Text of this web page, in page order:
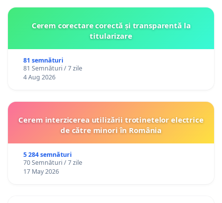
Cerem corectare corectă și transparentă la
titularizare
81 semnături
81 Semnături / 7 zile
4 Aug 2026
Cerem interzicerea utilizării trotinetelor electrice
de către minori în România
5 284 semnături
70 Semnături / 7 zile
17 May 2026